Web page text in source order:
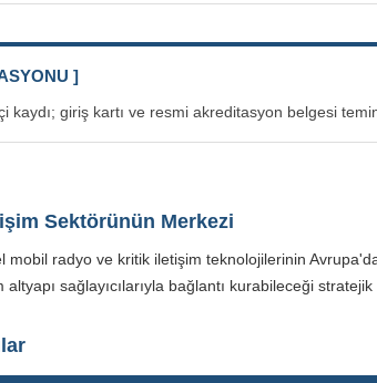
]
kaydı; giriş kartı ve resmi akreditasyon belgesi
Sektörünün Merkezi
mobil radyo ve kritik iletişim teknolojilerinin
sağlayıcılarıyla bağlantı kurabileceği